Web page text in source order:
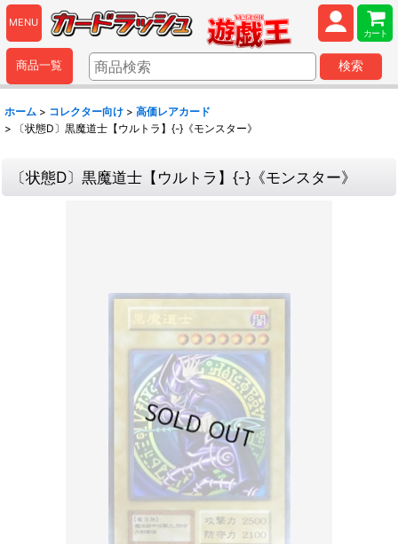
MENU
カート
商品一覧 検索
ホーム > コレクター向け > 高価レアカード
>
〔状態D〕黒魔道士【ウルトラ】{-}《モンスター》
〔状態D〕黒魔道士【ウルトラ】{-}《モンスター》